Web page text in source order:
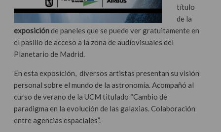
título
de la
exposiciónde paneles que se puede ver gratuitamente en
el pasillo de acceso a la zona de audiovisuales del
Planetario de Madrid.
En esta exposición, diversos artistas presentan su visión
personal sobre el mundo de la astronomía. Acompañó al
curso de verano de la UCM titulado “Cambio de
paradigma en la evolución de las galaxias. Colaboración
entre agencias espaciales”.